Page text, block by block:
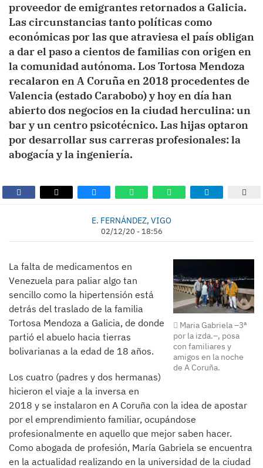
proveedor de emigrantes retornados a Galicia.
Las circunstancias tanto políticas como
económicas por las que atraviesa el país obligan
a dar el paso a cientos de familias con origen en
la comunidad autónoma. Los Tortosa Mendoza
recalaron en A Coruña en 2018 procedentes de
Valencia (estado Carabobo) y hoy en día han
abierto dos negocios en la ciudad herculina: un
bar y un centro psicotécnico. Las hijas optaron
por desarrollar sus carreras profesionales: la
abogacía y la ingeniería.
E. FERNÁNDEZ, VIGO
02/12/20 - 18:56
Maria Gabriela –3ª
por la izda.–, posa
con familiares y
amigos en la noche
de A Coruña.
La falta de medicamentos en
Venezuela para paliar algo tan
sencillo como la hipertensión está
detrás del traslado de la familia
Tortosa Mendoza a Galicia, de donde
partió el abuelo hacia tierras
bolivarianas a la edad de 18 años.
Los cuatro (padres y dos hermanas)
hicieron el viaje a la inversa en
2018 y se instalaron en A Coruña con la idea de apostar
por el emprendimiento familiar, ocupándose
profesionalmente en aquello que mejor saben hacer.
Como abogada de profesión, María Gabriela se encuentra
en la actualidad realizando en la universidad de la ciudad